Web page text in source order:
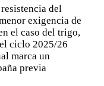
del
exigencia de
el caso del trigo,
ciclo 2025/26
marca un
previa